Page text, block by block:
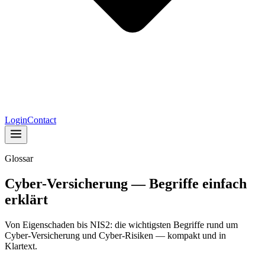
LoginContact
Glossar
Cyber-Versicherung — Begriffe einfach
erklärt
Von Eigenschaden bis NIS2: die wichtigsten Begriffe rund um
Cyber-Versicherung und Cyber-Risiken — kompakt und in
Klartext.